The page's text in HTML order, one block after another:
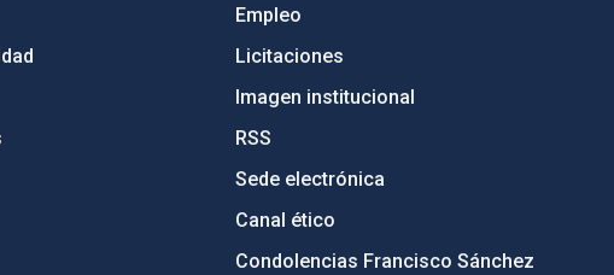
Empleo
Licitaciones
Imagen institucional
RSS
Sede electrónica
Canal ético
Condolencias Francisco Sánchez